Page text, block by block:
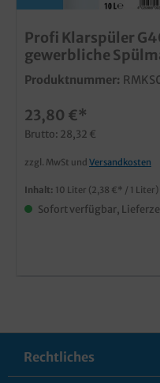
Profi Klarspüler
gewerbliche
Produktnummer:
23,80 €*
Brutto: 28,32 €
zzgl. MwSt und Versandkosten
Inhalt: 10 Liter (2,38 €* / 1 Liter)
Sofort verfügbar,
Rechtliches